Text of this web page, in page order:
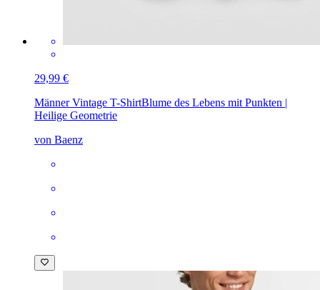
29,99 €
Männer Vintage T-ShirtBlume des Lebens mit Punkten |
Heilige Geometrie
von Baenz